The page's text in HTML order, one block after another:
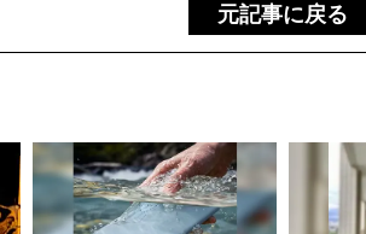
元記事に戻る